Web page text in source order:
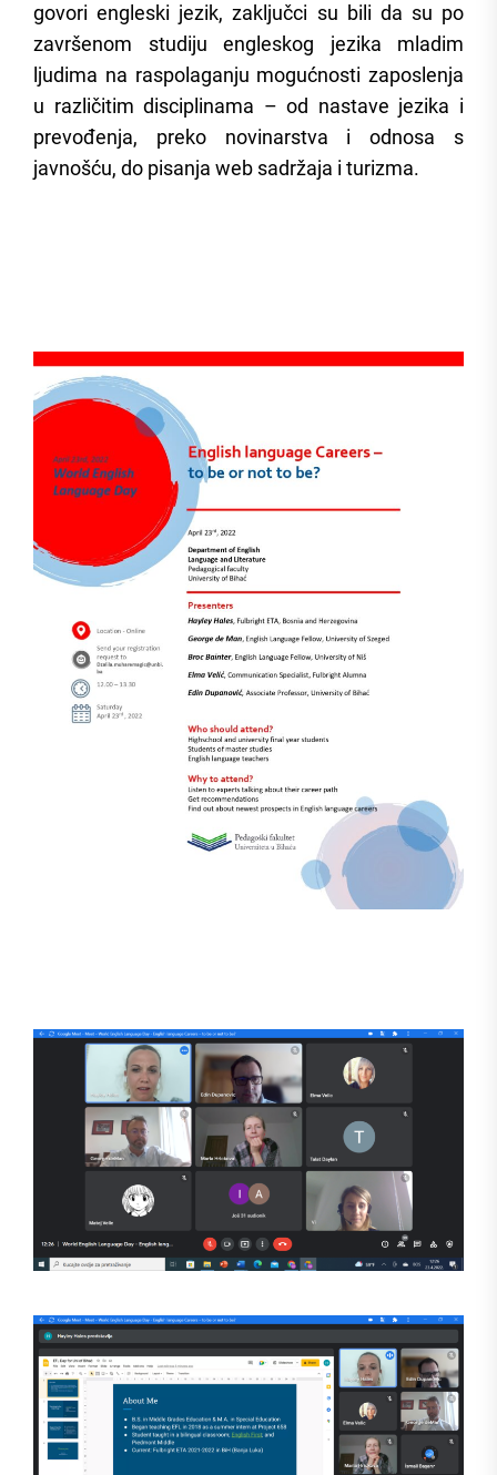
govori engleski jezik, zaključci su bili da su po
završenom studiju engleskog jezika mladim
ljudima na raspolaganju mogućnosti zaposlenja
u različitim disciplinama – od nastave jezika i
prevođenja, preko novinarstva i odnosa s
javnošću, do pisanja web sadržaja i turizma.